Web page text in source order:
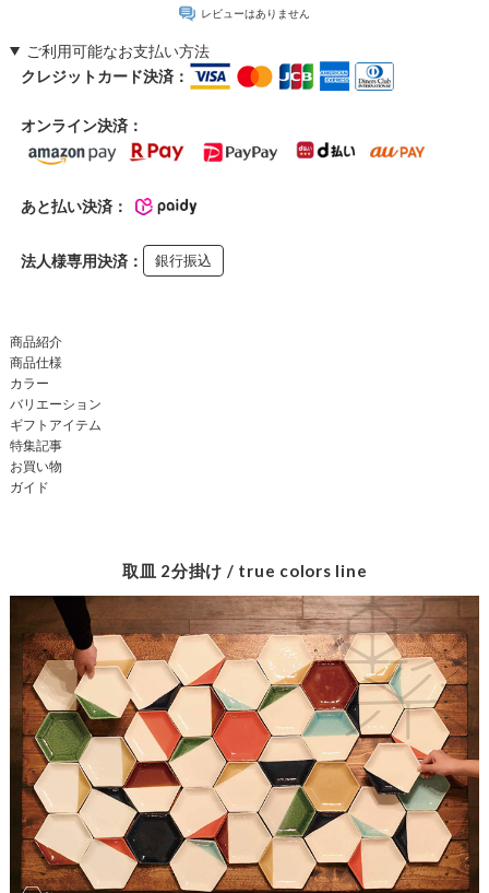
レビューはありません
ご利用可能なお支払い方法
クレジットカード決済：
オンライン決済：
あと払い決済：
法人様専用決済： 銀行振込
商品紹介
商品仕様
カラー
バリエーション
ギフトアイテム
特集記事
お買い物
ガイド
取皿 2分掛け / true colors line